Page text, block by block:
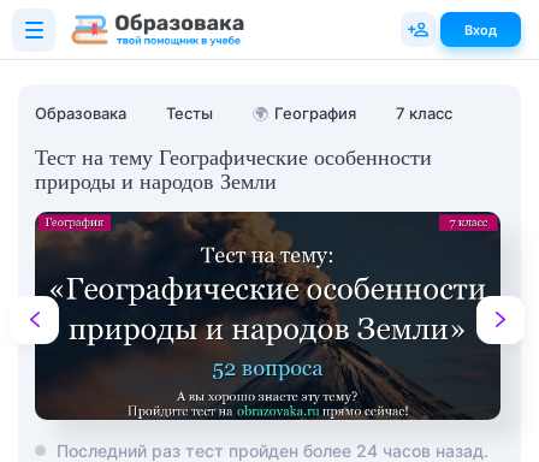
Образовака Тесты 🌍 География 7 класс
Тест на тему Географические особенности
природы и народов Земли
Последний раз тест пройден более 24 часов назад.
Вход